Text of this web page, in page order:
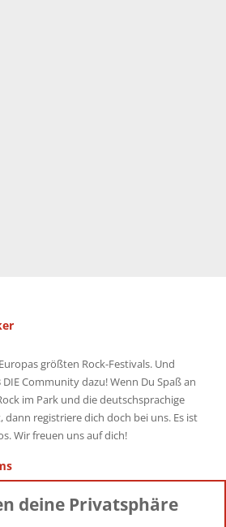
größten Rock-Festivals. Und
Community dazu! Wenn Du Spaß an
im Park und die deutschsprachige
dann registriere dich doch bei uns. Es ist
Wir freuen uns auf dich!
deine Privatsphäre